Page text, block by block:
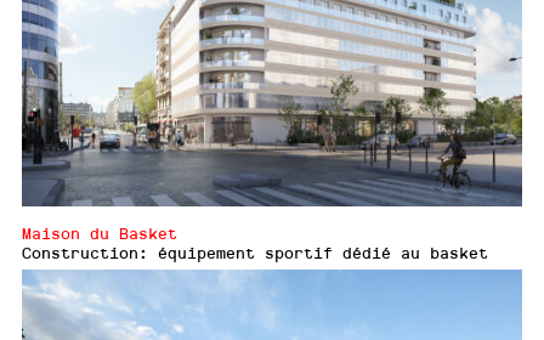
Maison du Basket
Construction: équipement sportif dédié au basket